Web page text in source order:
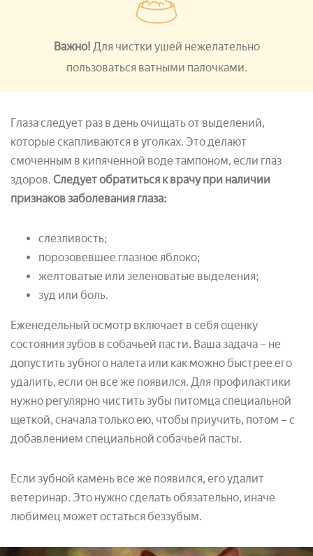
Важно! Для чистки ушей нежелательно
пользоваться ватными палочками.
Глаза следует раз в день очищать от выделений,
которые скапливаются в уголках. Это делают
смоченным в кипяченной воде тампоном, если глаз
здоров. Следует обратиться к врачу при наличии
признаков заболевания глаза:
слезливость;
порозовевшее глазное яблоко;
желтоватые или зеленоватые выделения;
зуд или боль.
Еженедельный осмотр включает в себя оценку
состояния зубов в собачьей пасти. Ваша задача – не
допустить зубного налета или как можно быстрее его
удалить, если он все же появился. Для профилактики
нужно регулярно чистить зубы питомца специальной
щеткой, сначала только ею, чтобы приучить, потом – с
добавлением специальной собачьей пасты.
Если зубной камень все же появился, его удалит
ветеринар. Это нужно сделать обязательно, иначе
любимец может остаться беззубым.